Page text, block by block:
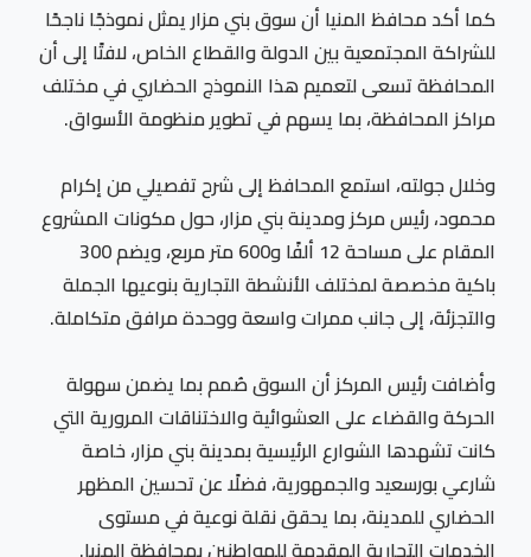
كما أكد محافظ المنيا أن سوق بني مزار يمثل نموذجًا ناجحًا
للشراكة المجتمعية بين الدولة والقطاع الخاص، لافتًا إلى أن
المحافظة تسعى لتعميم هذا النموذج الحضاري في مختلف
مراكز المحافظة، بما يسهم في تطوير منظومة الأسواق.
وخلال جولته، استمع المحافظ إلى شرح تفصيلي من إكرام
محمود، رئيس مركز ومدينة بني مزار، حول مكونات المشروع
المقام على مساحة 12 ألفًا و600 متر مربع، ويضم 300
باكية مخصصة لمختلف الأنشطة التجارية بنوعيها الجملة
والتجزئة، إلى جانب ممرات واسعة ووحدة مرافق متكاملة.
وأضافت رئيس المركز أن السوق صُمم بما يضمن سهولة
الحركة والقضاء على العشوائية والاختناقات المرورية التي
كانت تشهدها الشوارع الرئيسية بمدينة بني مزار، خاصة
شارعي بورسعيد والجمهورية، فضلًا عن تحسين المظهر
الحضاري للمدينة، بما يحقق نقلة نوعية في مستوى